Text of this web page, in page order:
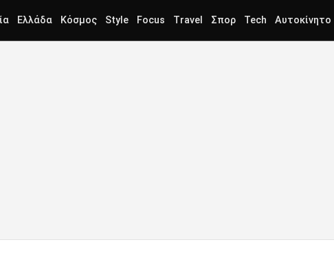
Ελλάδα Κόσμος Style Focus Travel Σπορ Tech Αυτοκίνητο